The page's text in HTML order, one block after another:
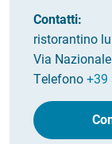
Contatti:
ristorantino
Via
Telefono+39